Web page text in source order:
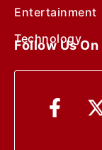
Entertainment
Technology
Follow Us